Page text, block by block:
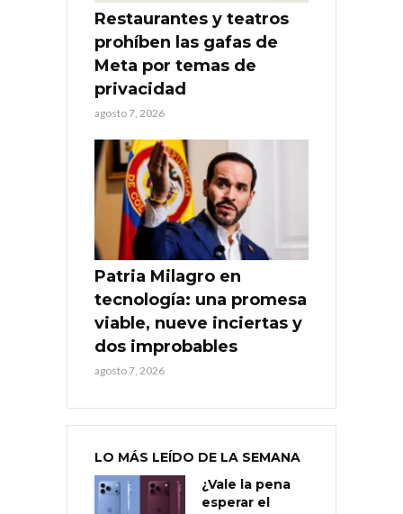
Restaurantes y teatros
prohíben las gafas de
Meta por temas de
privacidad
agosto 7, 2026
Patria Milagro en
tecnología: una promesa
viable, nueve inciertas y
dos improbables
agosto 7, 2026
LO MÁS LEÍDO DE LA SEMANA
¿Vale la pena
esperar el